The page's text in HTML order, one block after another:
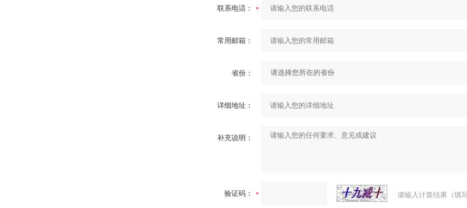
联系电话：
常用邮箱：
省份：
详细地址：
补充说明：
验证码： 请输入计算结果（填